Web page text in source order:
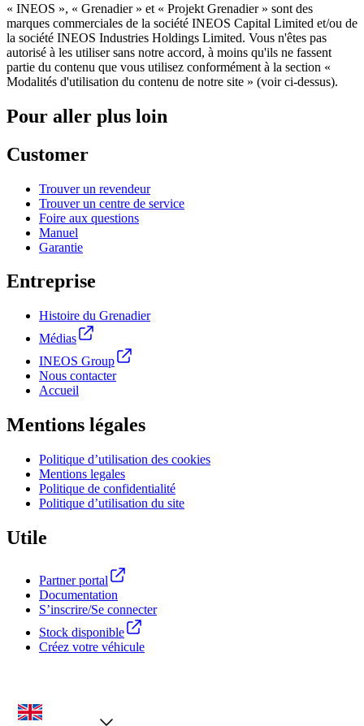
« INEOS », « Grenadier » et « Projekt Grenadier » sont des
marques commerciales de la société INEOS Capital Limited et/ou de
la société INEOS Industries Holdings Limited. Vous n'êtes pas
autorisé à les utiliser sans notre accord, à moins qu'ils ne fassent
partie du contenu que vous utilisez conformément à la section «
Modalités d'utilisation du contenu de notre site » (voir ci-dessus).
Pour aller plus loin
Customer
Trouver un revendeur
Trouver un centre de service
Foire aux questions
Manuel
Garantie
Entreprise
Histoire du Grenadier
Médias
INEOS Group
Nous contacter
Accueil
Mentions légales
Politique d’utilisation des cookies
Mentions legales
Politique de confidentialité
Politique d’utilisation du site
Utile
Partner portal
Documentation
S’inscrire/Se connecter
Stock disponible
Créez votre véhicule